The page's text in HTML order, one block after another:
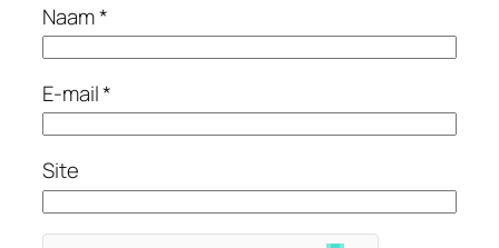
Naam*
E-mail*
Site